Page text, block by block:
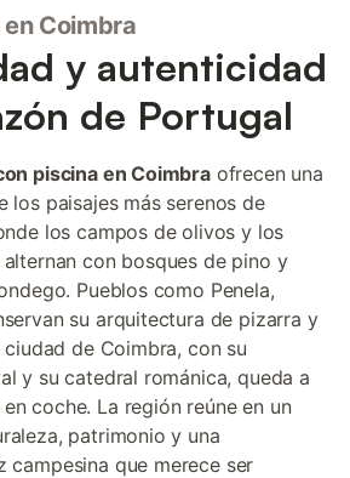
Coimbra
y autenticidad
de Portugal
piscina en Coimbraofrecen una
los paisajes más serenos de
los campos de olivos y los
con bosques de pino y
Pueblos como Penela,
su arquitectura de pizarra y
de Coimbra, con su
y su catedral románica, queda a
coche. La región reúne en un
patrimonio y una
campesina que merece ser